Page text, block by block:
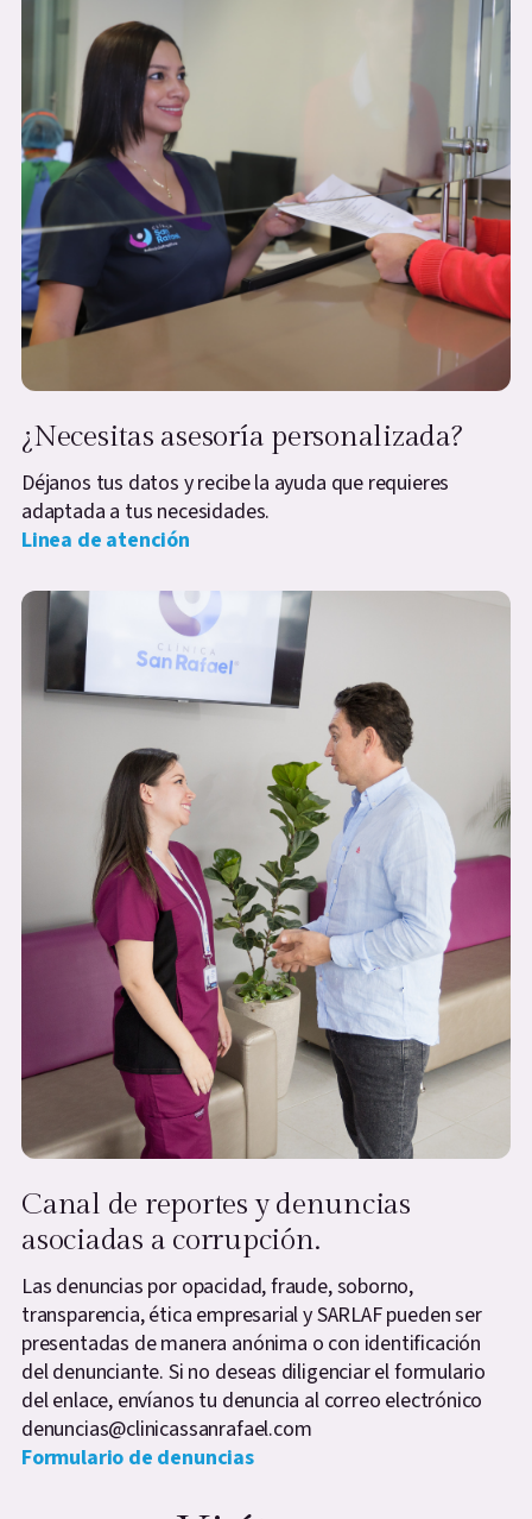
¿Necesitas asesoría personalizada?
Déjanos tus datos y recibe la ayuda que requieres
adaptada a tus necesidades.
Linea de atención
Canal de reportes y denuncias
asociadas a corrupción.
Las denuncias por opacidad, fraude, soborno,
transparencia, ética empresarial y SARLAF pueden ser
presentadas de manera anónima o con identificación
del denunciante. Si no deseas diligenciar el formulario
del enlace, envíanos tu denuncia al correo electrónico
denuncias@clinicassanrafael.com
Formulario de denuncias